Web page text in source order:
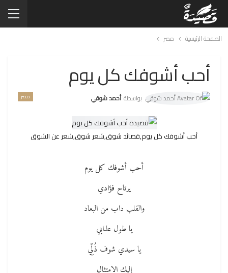
الصفحة الرئيسية مصر
أحب أشوفك كل يوم
مصر بواسطة أحمد شوقي
أحب أشوفك كل يوم,قصائد شوق,شعر شوق,شعر عن الشوق
أحب أشوفك كل يوم
يرتاح فؤادي
والقلب داب من البعاد
يا طول عذابي
يا سيدي شوف ذُلِّي
إِليك الامتثال